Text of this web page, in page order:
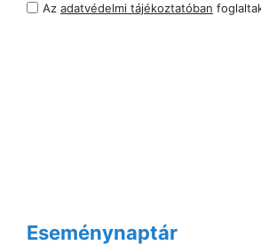
Az adatvédelmi tájékoztatóban
Eseménynaptár